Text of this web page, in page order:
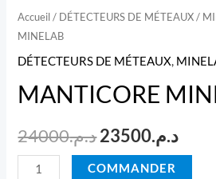
Accueil/ DÉTECTEURS DE MÉTEAUX/
MINELAB
DÉTECTEURS DE MÉTEAUX,
MANTICORE
د.م.24000
Le
prix
د.م.23500
Le
quantité
COMMANDER